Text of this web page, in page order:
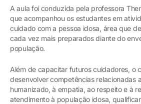
A aula foi conduzida pela professora
que acompanhou os estudantes em
cuidado com a pessoa idosa, área que
cada vez mais preparados diante do
população.
Além de capacitar futuros cuidadores, o
desenvolver competências relacionadas
humanizado, à empatia, ao respeito e à
atendimento à população idosa,